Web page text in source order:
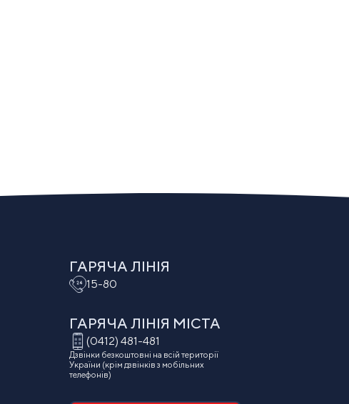
ГАРЯЧА ЛІНІЯ
15-80
ГАРЯЧА ЛІНІЯ МIСТА
(0412) 481-481
Дзвінки безкоштовні на всій території
України (крім дзвінків з мобільних
телефонів)